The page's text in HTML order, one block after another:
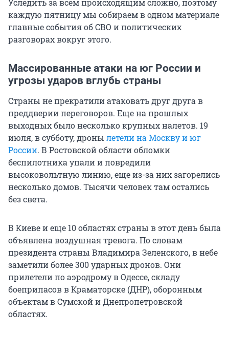
Уследить за всем происходящим сложно, поэтому
каждую пятницу мы собираем в одном материале
главные события об СВО и политических
разговорах вокруг этого.
Массированные атаки на юг России и
угрозы ударов вглубь страны
Страны не прекратили атаковать друг друга в
преддверии переговоров. Еще на прошлых
выходных было несколько крупных налетов. 19
июля, в субботу, дроны летели на Москву и юг
России. В Ростовской области обломки
беспилотника упали и повредили
высоковольтную линию, еще из-за них загорелись
несколько домов. Тысячи человек там остались
без света.
В Киеве и еще 10 областях страны в этот день была
объявлена воздушная тревога. По словам
президента страны Владимира Зеленского, в небе
заметили более 300 ударных дронов. Они
прилетели по аэродрому в Одессе, складу
боеприпасов в Краматорске (ДНР), оборонным
объектам в Сумской и Днепропетровской
областях.